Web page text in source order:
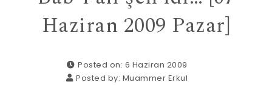
Haziran 2009 Pazar]
Posted on: 6 Haziran 2009
Posted by: Muammer Erkul